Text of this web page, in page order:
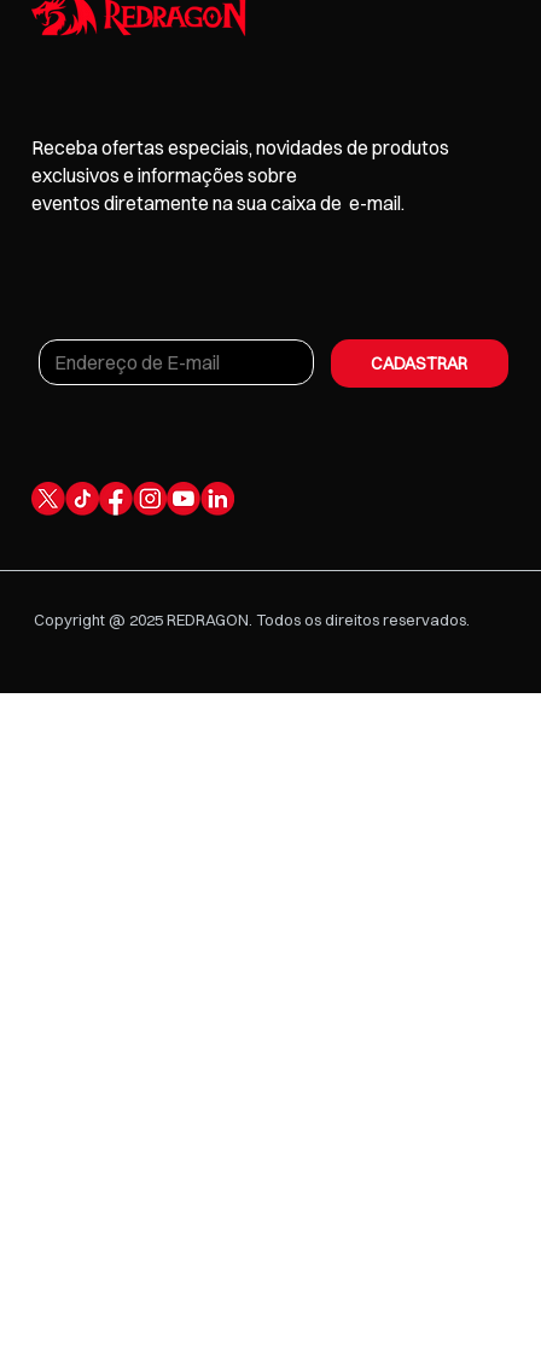
Receba ofertas especiais, novidades de produtos
exclusivos e informações sobre
eventos diretamente na sua caixa de e-mail.
CADASTRAR
Copyright @ 2025 REDRAGON. Todos os direitos reservados.